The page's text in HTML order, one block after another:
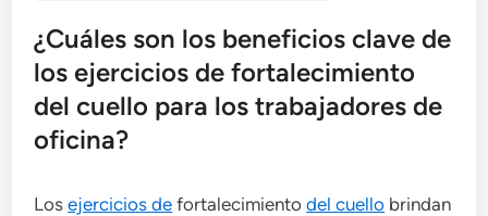
¿Cuáles son los beneficios clave de
los ejercicios de fortalecimiento
del cuello para los trabajadores de
oficina?
Losejercicios de fortalecimientodel cuello brindan